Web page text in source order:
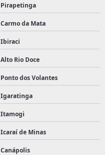
Pirapetinga
Carmo da Mata
Ibiraci
Alto Rio Doce
Ponto dos Volantes
Igaratinga
Itamogi
Icaraí de Minas
Canápolis